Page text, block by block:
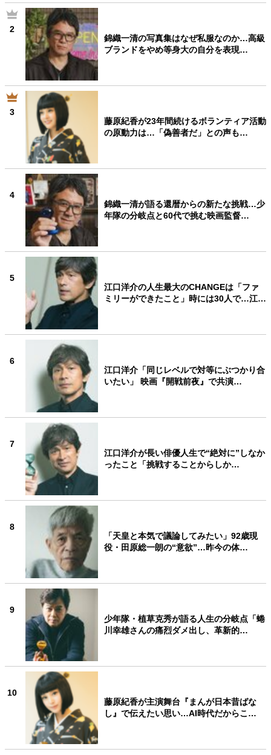
2
錦織一清の写真集はなぜ私服なのか…高級
ブランドをやめ等身大の自分を表現…
3
藤原紀香が23年間続けるボランティア活動
の原動力は…「偽善者だ」との声も…
4
錦織一清が語る還暦からの新たな挑戦…少
年隊の分岐点と60代で挑む映画監督…
5
江口洋介の人生最大のCHANGEは「ファ
ミリーができたこと」時には30人で…江…
6
江口洋介「同じレベルで対等にぶつかり合
いたい」 映画『開戦前夜』で共演…
7
江口洋介が長い俳優人生で“絶対に”しなか
ったこと「挑戦することからしか…
8
「天皇と本気で議論してみたい」92歳現
役・田原総一朗の“意欲”…昨今の体…
9
少年隊・植草克秀が語る人生の分岐点「蜷
川幸雄さんの痛烈ダメ出し、革新的…
10
藤原紀香が主演舞台『まんが日本昔ばな
し』で伝えたい思い…AI時代だからこ…